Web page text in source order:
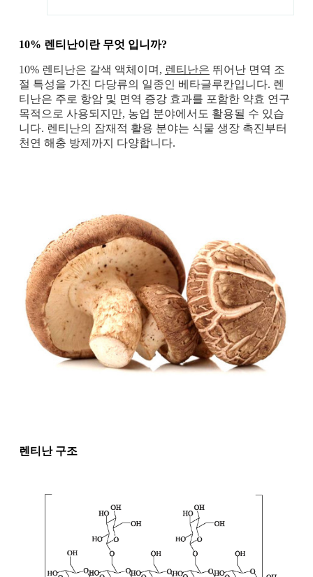
10% 렌티난이란 무엇 입니까?
10% 렌티난은 갈색 액체이며, 렌티난은 뛰어난 면역 조
절 특성을 가진 다당류의 일종인 베타글루칸입니다. 렌
티난은 주로 항암 및 면역 증강 효과를 포함한 약효 연구
목적으로 사용되지만, 농업 분야에서도 활용될 수 있습
니다. 렌티난의 잠재적 활용 분야는 식물 생장 촉진부터
천연 해충 방제까지 다양합니다.
렌티난 구조